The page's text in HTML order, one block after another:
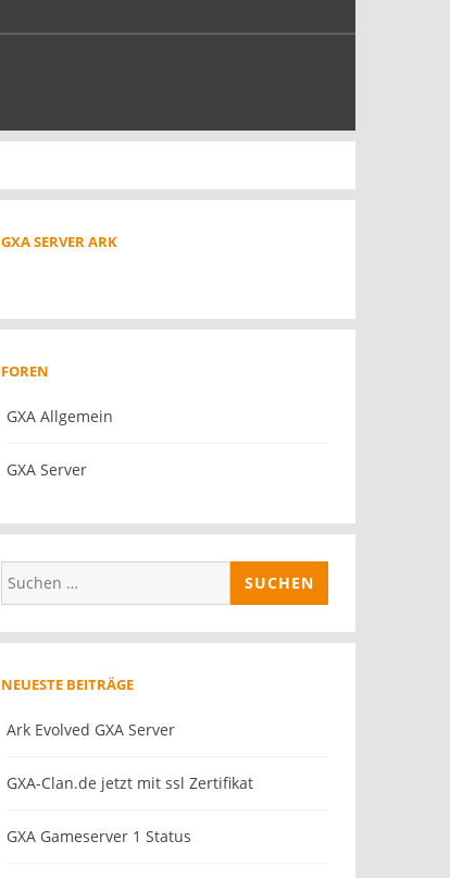
GXA SERVER ARK
FOREN
GXA Allgemein
GXA Server
Suchen
nach:
NEUESTE BEITRÄGE
Ark Evolved GXA Server
GXA-Clan.de jetzt mit ssl Zertifikat
GXA Gameserver 1 Status